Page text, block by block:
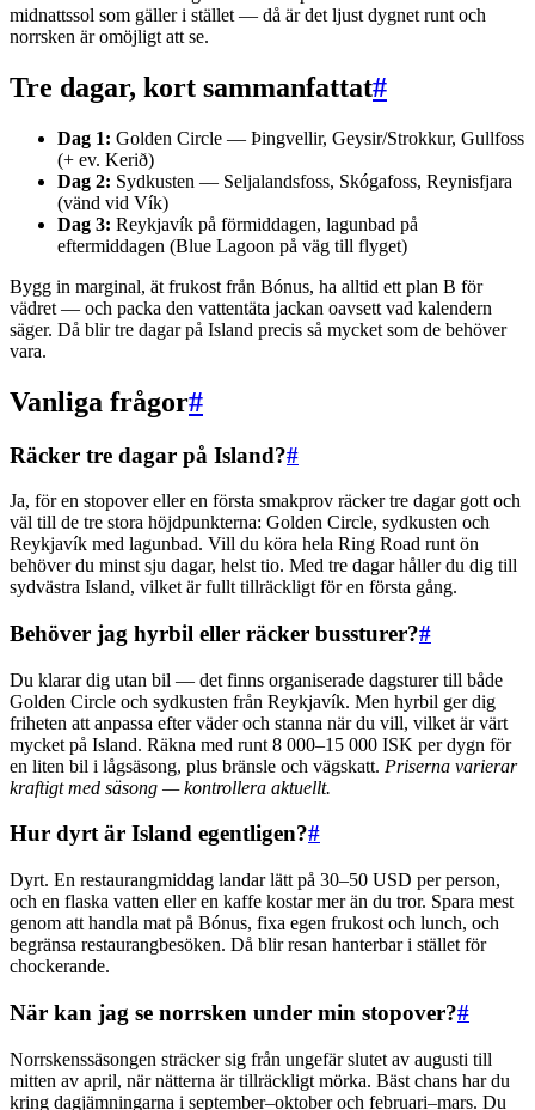
midnattssol som gäller i stället — då är det ljust dygnet runt och
norrsken är omöjligt att se.
Tre dagar, kort sammanfattat#
Dag 1: Golden Circle — Þingvellir, Geysir/Strokkur, Gullfoss
(+ ev. Kerið)
Dag 2: Sydkusten — Seljalandsfoss, Skógafoss, Reynisfjara
(vänd vid Vík)
Dag 3: Reykjavík på förmiddagen, lagunbad på
eftermiddagen (Blue Lagoon på väg till flyget)
Bygg in marginal, ät frukost från Bónus, ha alltid ett plan B för
vädret — och packa den vattentäta jackan oavsett vad kalendern
säger. Då blir tre dagar på Island precis så mycket som de behöver
vara.
Vanliga frågor#
Räcker tre dagar på Island?#
Ja, för en stopover eller en första smakprov räcker tre dagar gott och
väl till de tre stora höjdpunkterna: Golden Circle, sydkusten och
Reykjavík med lagunbad. Vill du köra hela Ring Road runt ön
behöver du minst sju dagar, helst tio. Med tre dagar håller du dig till
sydvästra Island, vilket är fullt tillräckligt för en första gång.
Behöver jag hyrbil eller räcker bussturer?#
Du klarar dig utan bil — det finns organiserade dagsturer till både
Golden Circle och sydkusten från Reykjavík. Men hyrbil ger dig
friheten att anpassa efter väder och stanna när du vill, vilket är värt
mycket på Island. Räkna med runt 8 000–15 000 ISK per dygn för
en liten bil i lågsäsong, plus bränsle och vägskatt. Priserna varierar
kraftigt med säsong — kontrollera aktuellt.
Hur dyrt är Island egentligen?#
Dyrt. En restaurangmiddag landar lätt på 30–50 USD per person,
och en flaska vatten eller en kaffe kostar mer än du tror. Spara mest
genom att handla mat på Bónus, fixa egen frukost och lunch, och
begränsa restaurangbesöken. Då blir resan hanterbar i stället för
chockerande.
När kan jag se norrsken under min stopover?#
Norrskenssäsongen sträcker sig från ungefär slutet av augusti till
mitten av april, när nätterna är tillräckligt mörka. Bäst chans har du
kring dagjämningarna i september–oktober och februari–mars. Du